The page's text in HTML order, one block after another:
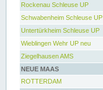
Rockenau Schleuse UP
Schwabenheim Schleuse UP
Untertürkheim Schleuse UP
Wieblingen Wehr UP neu
Ziegelhausen AMS
NEUE MAAS
ROTTERDAM